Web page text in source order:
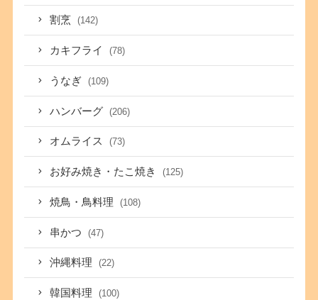
割烹 (142)
カキフライ (78)
うなぎ (109)
ハンバーグ (206)
オムライス (73)
お好み焼き・たこ焼き (125)
焼鳥・鳥料理 (108)
串かつ (47)
沖縄料理 (22)
韓国料理 (100)